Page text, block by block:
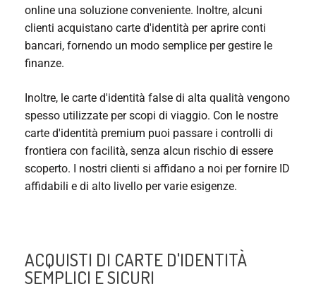
online una soluzione conveniente. Inoltre, alcuni
clienti acquistano carte d'identità per aprire conti
bancari, fornendo un modo semplice per gestire le
finanze.
Inoltre, le carte d'identità false di alta qualità vengono
spesso utilizzate per scopi di viaggio. Con le nostre
carte d'identità premium puoi passare i controlli di
frontiera con facilità, senza alcun rischio di essere
scoperto. I nostri clienti si affidano a noi per fornire ID
affidabili e di alto livello per varie esigenze.
ACQUISTI DI CARTE D'IDENTITÀ
SEMPLICI E SICURI